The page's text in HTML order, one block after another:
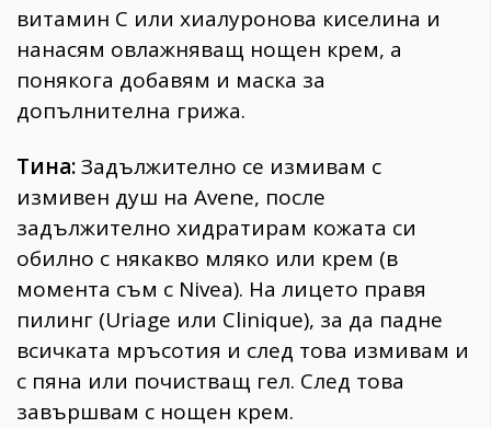
витамин С или хиалуронова киселина и
нанасям овлажняващ нощен крем, а
понякога добавям и маска за
допълнителна грижа.
Тина:Задължително се измивам с
измивен душ на Avene, после
задължително хидратирам кожата си
обилно с някакво мляко или крем (в
момента съм с Nivea). На лицето правя
пилинг (Uriage или Clinique), за да падне
всичката мръсотия и след това измивам и
с пяна или почистващ гел. След това
завършвам с нощен крем.